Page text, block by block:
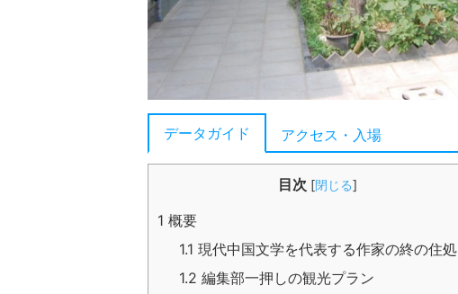
データガイド アクセス・入場
目次 [閉じる]
1 概要
1.1 現代中国文学を代表する作家の終の住処
1.2 編集部一押しの観光プラン